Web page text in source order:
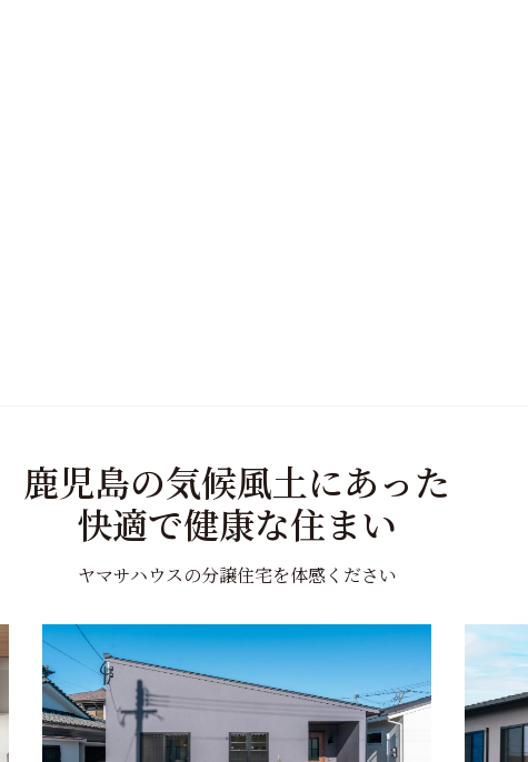
鹿児島の気候風土にあった
快適で健康な住まい
ヤマサハウスの分譲住宅を体感ください